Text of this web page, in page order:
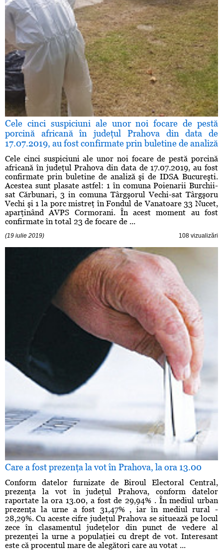
Cele cinci suspiciuni ale unor noi focare de pestă
porcină africană în judeţul Prahova din data de
17.07.2019, au fost confirmate prin buletine de analiză
Cele cinci suspiciuni ale unor noi focare de pestă porcină
africană în judeţul Prahova din data de 17.07.2019, au fost
confirmate prin buletine de analiză şi de IDSA Bucureşti.
Acestea sunt plasate astfel: 1 în comuna Poienarii Burchii-
sat Cărbunari, 3 in comuna Târgşorul Vechi-sat Târgşoru
Vechi şi 1 la porc mistreţ în Fondul de Vanatoare 33 Nucet,
aparţinând AVPS Cormorani. În acest moment au fost
confirmate în total 23 de focare de ...
(19 iulie 2019) 108 vizualizări
Care a fost prezenţa la vot în Prahova, la ora 13.00
Conform datelor furnizate de Biroul Electoral Central,
prezenţa la vot în judeţul Prahova, conform datelor
raportate la ora 13.00, a fost de 29,94% . În mediul urban
prezenţa la urne a fost 31,47% , iar în mediul rural -
28,29%. Cu aceste cifre judeţul Prahova se situează pe locul
zece în clasamentul judeţelor din punct de vedere al
prezenţei la urne a populaţiei cu drept de vot. Interesant
este că procentul mare de alegători care au votat ...